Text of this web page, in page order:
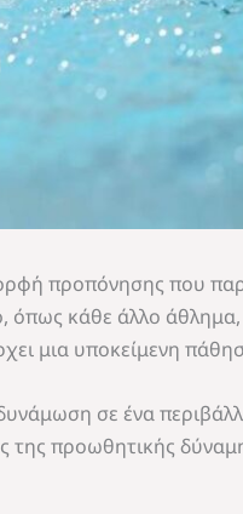
προπόνησης που
όπως κάθε άλλο
μια υποκείμενη
σε ένα
προωθητικής